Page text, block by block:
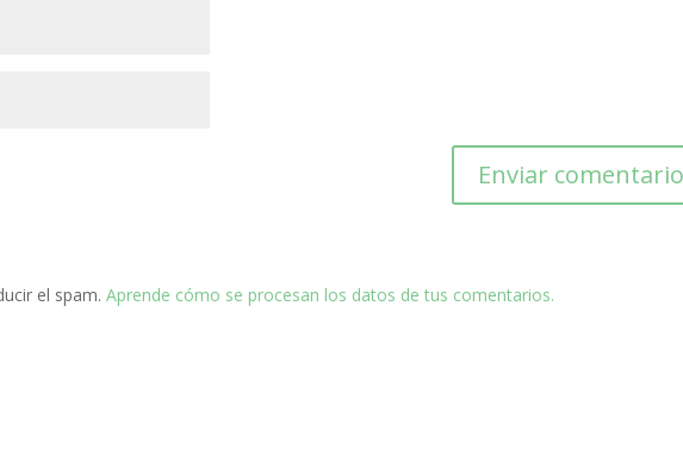
el spam.Aprende cómo se procesan los datos de tus comentarios.